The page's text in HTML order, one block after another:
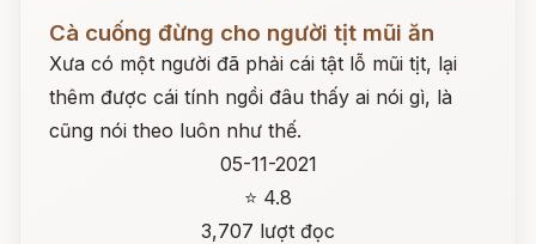
Cà cuống đừng cho người tịt mũi ăn
Xưa có một người đã phải cái tật lỗ mũi tịt, lại
thêm được cái tính ngồi đâu thấy ai nói gì, là
cũng nói theo luôn như thế.
05-11-2021
⭐ 4.8
3,707 lượt đọc